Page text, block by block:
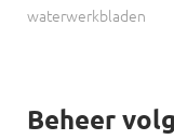
waterwerkbladen
Beheer